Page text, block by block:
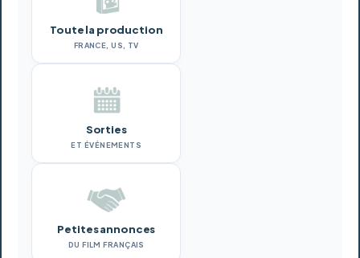
Toute la production
FRANCE, US, TV
Sorties
ET ÉVÉNEMENTS
Petites annonces
DU FILM FRANÇAIS